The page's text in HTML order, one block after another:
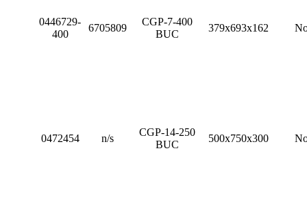
0446729-
400
6705809
CGP-7-400
BUC
379x693x162
0472454 n/s
CGP-14-250
BUC
500x750x300